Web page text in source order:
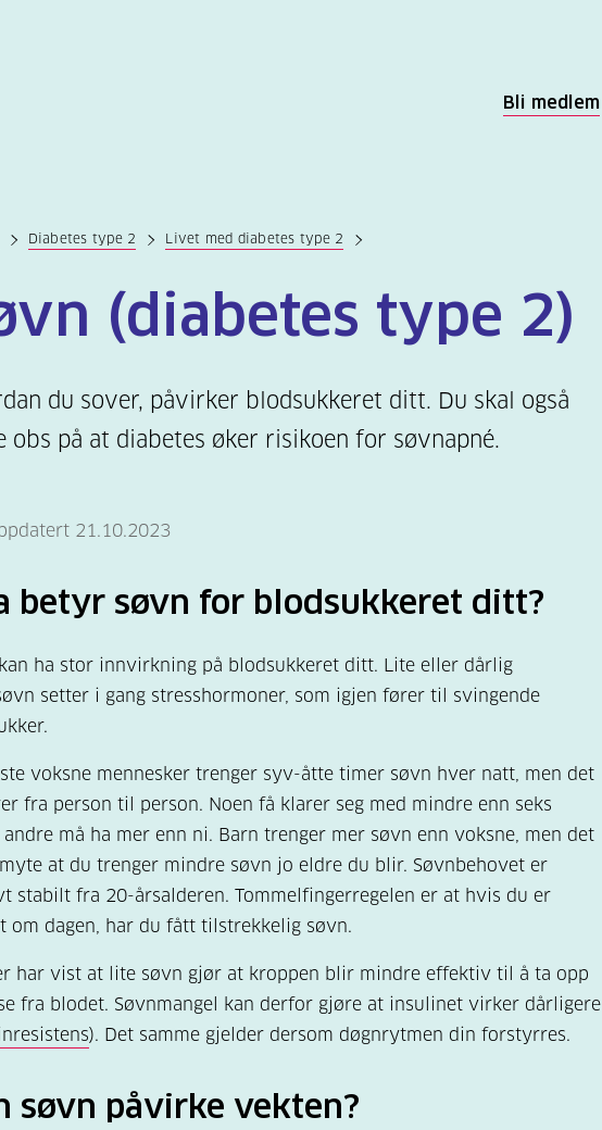
Bli medlem
Diabetes type 2 Livet med diabetes type 2
(diabetes type 2)
du sover, påvirker blodsukkeret ditt. Du skal også
på at diabetes øker risikoen for søvnapné.
21.10.2023
betyr søvn for blodsukkeret ditt?
ha stor innvirkning på blodsukkeret ditt. Lite eller dårlig
setter i gang stresshormoner, som igjen fører til svingende
voksne mennesker trenger syv-åtte timer søvn hver natt, men det
fra person til person. Noen få klarer seg med mindre enn seks
må ha mer enn ni. Barn trenger mer søvn enn voksne, men det
at du trenger mindre søvn jo eldre du blir. Søvnbehovet er
stabilt fra 20-årsalderen. Tommelfingerregelen er at hvis du er
om dagen, har du fått tilstrekkelig søvn.
har vist at lite søvn gjør at kroppen blir mindre effektiv til å ta opp
fra blodet. Søvnmangel kan derfor gjøre at insulinet virker dårligere
). Det samme gjelder dersom døgnrytmen din forstyrres.
søvn påvirke vekten?